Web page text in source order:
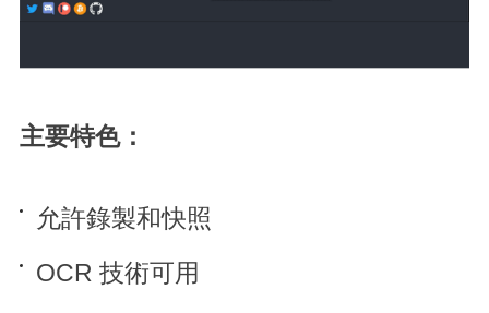
主要特色：
允許錄製和快照
OCR 技術可用